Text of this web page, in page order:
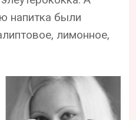
напитка были
лимонное,